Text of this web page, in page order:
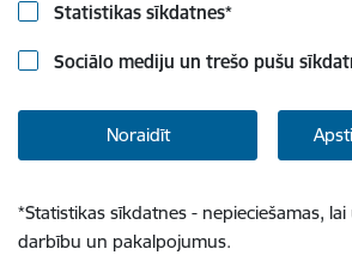
Statistikas sīkdatnes*
Sociālo mediju un trešo pušu
Noraidīt
*Statistikas sīkdatnes - nepieciešamas,
darbību un pakalpojumus.